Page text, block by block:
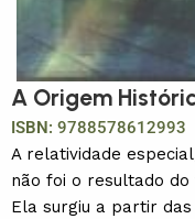
A Origem
ISBN: 9788578612993
A relatividade
não foi o resultado do
Ela surgiu a partir